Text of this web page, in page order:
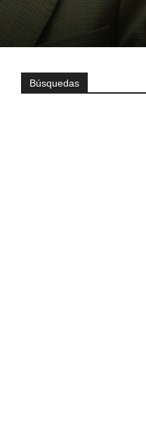
Búsquedas